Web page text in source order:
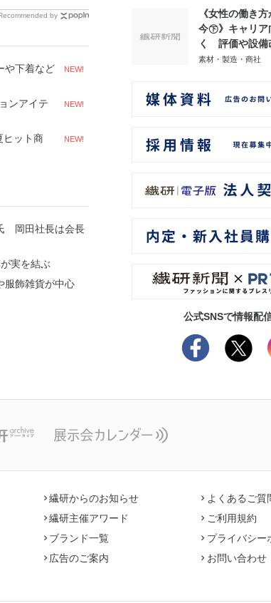
by
や下着など
NEW!
ンアイテ
NEW!
ヒット商
NEW!
岡田社長は会長
実を結ぶ
服飾雑貨が中心
《女性の働き
今㊦》キャリ
く 評価や設備
素材・製造・商社
公式SNSで情報配
繊研からのお知らせ
繊研主催アワード
ブランド一覧
広告のご案内
よくあるご質
ご利用規約
プライバシー
お問い合わせ